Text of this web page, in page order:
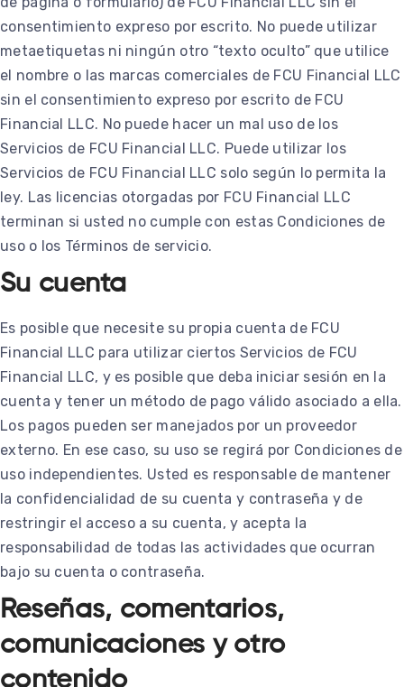
consentimiento expreso por escrito. No puede utilizar
metaetiquetas ni ningún otro “texto oculto” que utilice
el nombre o las marcas comerciales de FCU Financial LLC
sin el consentimiento expreso por escrito de FCU
Financial LLC. No puede hacer un mal uso de los
Servicios de FCU Financial LLC. Puede utilizar los
Servicios de FCU Financial LLC solo según lo permita la
ley. Las licencias otorgadas por FCU Financial LLC
terminan si usted no cumple con estas Condiciones de
uso o los Términos de servicio.
Su cuenta
Es posible que necesite su propia cuenta de FCU
Financial LLC para utilizar ciertos Servicios de FCU
Financial LLC, y es posible que deba iniciar sesión en la
cuenta y tener un método de pago válido asociado a ella.
Los pagos pueden ser manejados por un proveedor
externo. En ese caso, su uso se regirá por Condiciones de
uso independientes. Usted es responsable de mantener
la confidencialidad de su cuenta y contraseña y de
restringir el acceso a su cuenta, y acepta la
responsabilidad de todas las actividades que ocurran
bajo su cuenta o contraseña.
Reseñas, comentarios,
comunicaciones y otro
contenido